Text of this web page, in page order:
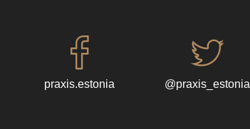
praxis.estonia @praxis_estonia